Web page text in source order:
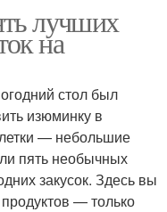
лучших
на
стол был
изюминку в
— небольшие
пять необычных
закусок. Здесь вы
— только